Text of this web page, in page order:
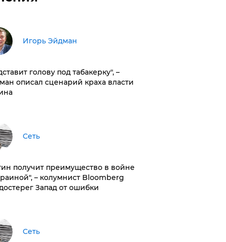
Игорь Эйдман
голову под табакерку", –
описал сценарий краха власти
Сеть
получит преимущество в войне
– колумнист Bloomberg
Запад от ошибки
Сеть